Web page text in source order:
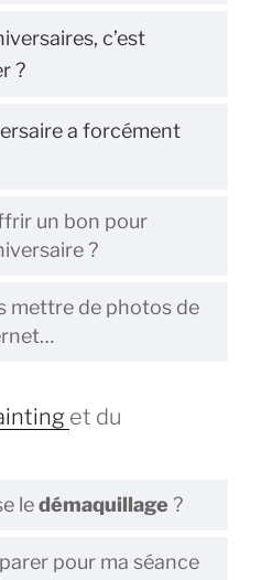
c’est
?
a forcément
un bon pour
?
mettre de photos de
et du
ledémaquillage ?
pour ma séance